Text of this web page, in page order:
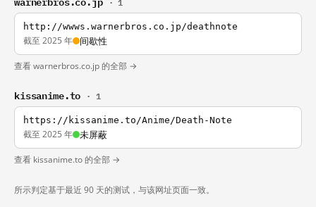
http://wwws.warnerbros.co.jp/deathnote
截至 2025 年 间歇性
查看 warnerbros.co.jp 的全部 →
kissanime.to · 1
https://kissanime.to/Anime/Death-Note
截至 2025 年 未屏蔽
查看 kissanime.to 的全部 →
所示判定基于最近 90 天的测试，与该网址页面一致。